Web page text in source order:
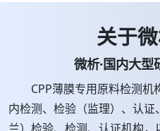
关于
微析·国内大
CPP薄膜专用原料检测
内检测、检验（监理）、认
兰）检验、检测、认证机构